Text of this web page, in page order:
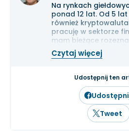
Na rynkach
ponad 12 lat. Od 5
również
pracuję w sektorze
mam bieżące
gospodarki i
wszystkim solidną
inwestowanie
Czytaj więcej
Udostępnij ten
Tweet